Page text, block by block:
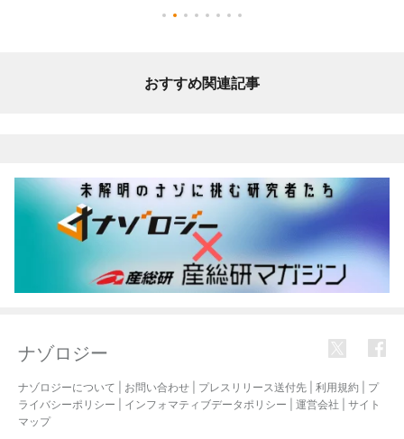
おすすめ関連記事
ナゾロジー
ナゾロジーについて お問い合わせ プレスリリース送付先 利用規約
プ
ライバシーポリシー
インフォマティブデータポリシー 運営会社
サイト
マップ